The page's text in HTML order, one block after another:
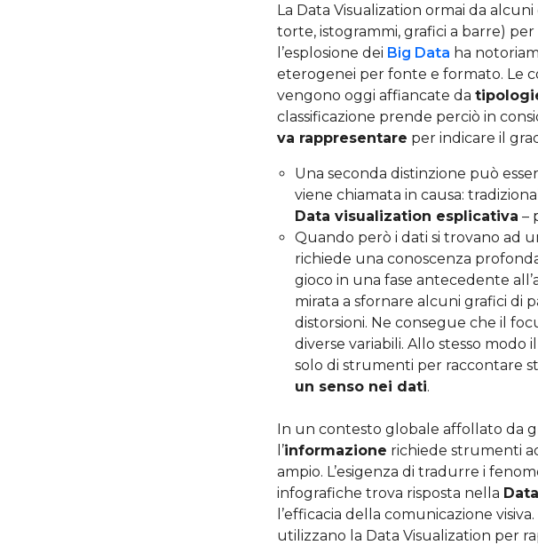
La Data Visualization ormai da
torte, istogrammi, grafici a barre)
l’esplosione dei Big Data ha
eterogenei per fonte e formato. Le
vengono oggi affiancate da
classificazione prende perciò in
va rappresentare per indicare il
Una seconda distinzione può
viene chiamata in causa:
Data visualization esplicativa –
Quando però i dati si trovano ad
richiede una conoscenza
gioco in una fase antecedente
mirata a sfornare alcuni grafici di
distorsioni. Ne consegue che il
diverse variabili. Allo stesso modo
solo di strumenti per raccontare
un senso nei dati.
In un contesto globale affollato da
l’informazione richiede strumenti
ampio. L’esigenza di tradurre i
infografiche trova risposta nella
l’efficacia della comunicazione
utilizzano la Data Visualization per